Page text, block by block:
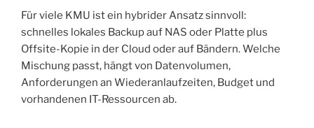
Für viele KMU ist ein hybrider Ansatz sinnvoll:
schnelles lokales Backup auf NAS oder Platte plus
Offsite-Kopie in der Cloud oder auf Bändern. Welche
Mischung passt, hängt von Datenvolumen,
Anforderungen an Wiederanlaufzeiten, Budget und
vorhandenen IT-Ressourcen ab.